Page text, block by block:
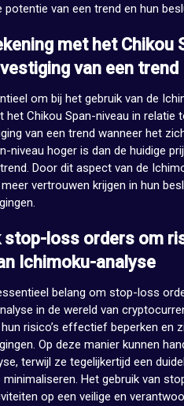
potentie van een trend en hun
met het
van een trend
om bij het gebruik van de
het Chikou Span-niveau in relatie
van een trend wanneer het
niveau hoger is dan de huidige
Door dit aspect van de
vertrouwen krijgen in hun
stop-loss orders om
Ichimoku-analyse
belang om stop-loss
in de wereld van
risico’s effectief beperken en
Op deze manier kunnen
terwijl ze tegelijkertijd een
minimaliseren. Het gebruik van
op een veilige en